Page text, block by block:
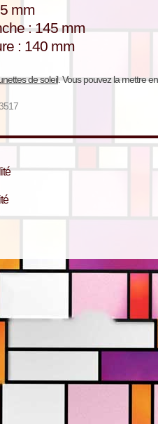
mm
: 145 mm
: 140 mm
de soleil. Vous pouvez la mettre